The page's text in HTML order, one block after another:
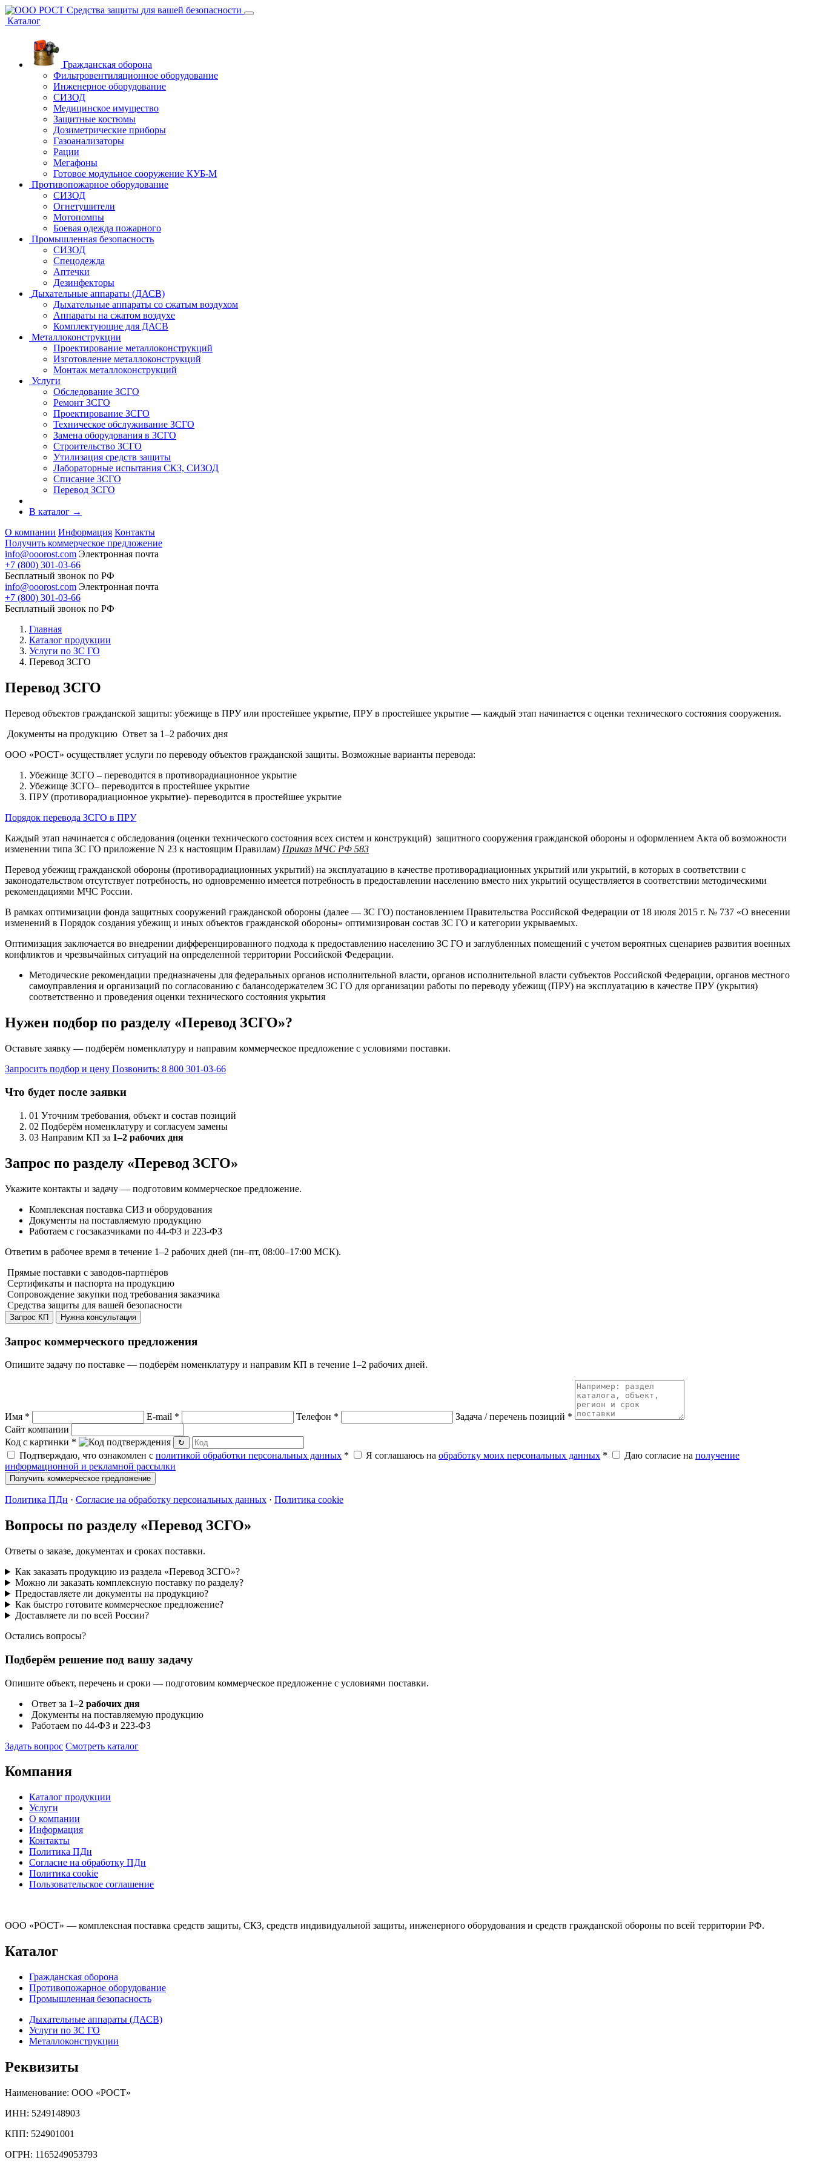
Средства защиты для вашей безопасности
Каталог
Гражданская оборона
Фильтровентиляционное оборудование
Инженерное оборудование
СИЗОД
Медицинское имущество
Защитные костюмы
Дозиметрические приборы
Газоанализаторы
Рации
Мегафоны
Готовое модульное сооружение КУБ-М
Противопожарное оборудование
СИЗОД
Огнетушители
Мотопомпы
Боевая одежда пожарного
Промышленная безопасность
СИЗОД
Спецодежда
Аптечки
Дезинфекторы
Дыхательные аппараты (ДАСВ)
Дыхательные аппараты со сжатым воздухом
Аппараты на сжатом воздухе
Комплектующие для ДАСВ
Металлоконструкции
Проектирование металлоконструкций
Изготовление металлоконструкций
Монтаж металлоконструкций
Услуги
Обследование ЗСГО
Ремонт ЗСГО
Проектирование ЗСГО
Техническое обслуживание ЗСГО
Замена оборудования в ЗСГО
Строительство ЗСГО
Утилизация средств защиты
Лабораторные испытания СКЗ, СИЗОД
Списание ЗСГО
Перевод ЗСГО
В каталог →
О компании Информация Контакты
Получить коммерческое предложение
info@ooorost.com Электронная почта
+7 (800) 301-03-66
Бесплатный звонок по РФ
info@ooorost.com Электронная почта
+7 (800) 301-03-66
Бесплатный звонок по РФ
Главная
Каталог продукции
Услуги по ЗС ГО
Перевод ЗСГО
Перевод ЗСГО
Перевод объектов гражданской защиты: убежище в ПРУ или простейшее укрытие, ПРУ в простейшее укрытие — каждый этап начинается с оценки технического состояния сооружения.
Документы на продукцию Ответ за 1–2 рабочих дня
ООО «РОСТ» осуществляет услуги по переводу объектов гражданской защиты. Возможные варианты перевода:
Убежище ЗСГО – переводится в противорадиационное укрытие
Убежище ЗСГО– переводится в простейшее укрытие
ПРУ (противорадиационное укрытие)- переводится в простейшее укрытие
Порядок перевода ЗСГО в ПРУ
Каждый этап начинается с обследования (оценки технического состояния всех систем и конструкций) защитного сооружения гражданской обороны и оформлением Акта об возможности
изменении типа ЗС ГО приложение N 23 к настоящим Правилам) Приказ МЧС РФ 583
Перевод убежищ гражданской обороны (противорадиационных укрытий) на эксплуатацию в качестве противорадиационных укрытий или укрытий, в которых в соответствии с
законодательством отсутствует потребность, но одновременно имеется потребность в предоставлении населению вместо них укрытий осуществляется в соответствии методическими
рекомендациями МЧС России.
В рамках оптимизации фонда защитных сооружений гражданской обороны (далее — ЗС ГО) постановлением Правительства Российской Федерации от 18 июля 2015 г. № 737 «О внесении
изменений в Порядок создания убежищ и иных объектов гражданской обороны» оптимизирован состав ЗС ГО и категории укрываемых.
Оптимизация заключается во внедрении дифференцированного подхода к предоставлению населению ЗС ГО и заглубленных помещений с учетом вероятных сценариев развития военных
конфликтов и чрезвычайных ситуаций на определенной территории Российской Федерации.
Методические рекомендации предназначены для федеральных органов исполнительной власти, органов исполнительной власти субъектов Российской Федерации, органов местного
самоуправления и организаций по согласованию с балансодержателем ЗС ГО для организации работы по переводу убежищ (ПРУ) на эксплуатацию в качестве ПРУ (укрытия)
соответственно и проведения оценки технического состояния укрытия
Нужен подбор по разделу «Перевод ЗСГО»?
Оставьте заявку — подберём номенклатуру и направим коммерческое предложение с условиями поставки.
Запросить подбор и цену Позвонить: 8 800 301-03-66
Что будет после заявки
01 Уточним требования, объект и состав позиций
02 Подберём номенклатуру и согласуем замены
03 Направим КП за 1–2 рабочих дня
Запрос по разделу «Перевод ЗСГО»
Укажите контакты и задачу — подготовим коммерческое предложение.
Комплексная поставка СИЗ и оборудования
Документы на поставляемую продукцию
Работаем с госзаказчиками по 44-ФЗ и 223-ФЗ
Ответим в рабочее время в течение 1–2 рабочих дней (пн–пт, 08:00–17:00 МСК).
Прямые поставки с заводов-партнёров
Сертификаты и паспорта на продукцию
Сопровождение закупки под требования заказчика
Средства защиты для вашей безопасности
Запрос КП Нужна консультация
Запрос коммерческого предложения
Опишите задачу по поставке — подберём номенклатуру и направим КП в течение 1–2 рабочих дней.
Имя * E-mail * Телефон * Задача / перечень позиций *
Сайт компании
Код с картинки * ↻
Подтверждаю, что ознакомлен с политикой обработки персональных данных * Я соглашаюсь на обработку моих персональных данных * Даю согласие на получение
информационной и рекламной рассылки
Получить коммерческое предложение
Политика ПДн · Согласие на обработку персональных данных · Политика cookie
Вопросы по разделу «Перевод ЗСГО»
Ответы о заказе, документах и сроках поставки.
Как заказать продукцию из раздела «Перевод ЗСГО»?
Можно ли заказать комплексную поставку по разделу?
Предоставляете ли документы на продукцию?
Как быстро готовите коммерческое предложение?
Доставляете ли по всей России?
Остались вопросы?
Подберём решение под вашу задачу
Опишите объект, перечень и сроки — подготовим коммерческое предложение с условиями поставки.
Ответ за 1–2 рабочих дня
Документы на поставляемую продукцию
Работаем по 44-ФЗ и 223-ФЗ
Задать вопрос Смотреть каталог
Компания
Каталог продукции
Услуги
О компании
Информация
Контакты
Политика ПДн
Согласие на обработку ПДн
Политика cookie
Пользовательское соглашение
ООО «РОСТ» — комплексная поставка средств защиты, СКЗ, средств индивидуальной защиты, инженерного оборудования и средств гражданской обороны по всей территории РФ.
Каталог
Гражданская оборона
Противопожарное оборудование
Промышленная безопасность
Дыхательные аппараты (ДАСВ)
Услуги по ЗС ГО
Металлоконструкции
Реквизиты
Наименование: ООО «РОСТ»
ИНН: 5249148903
КПП: 524901001
ОГРН: 1165249053793